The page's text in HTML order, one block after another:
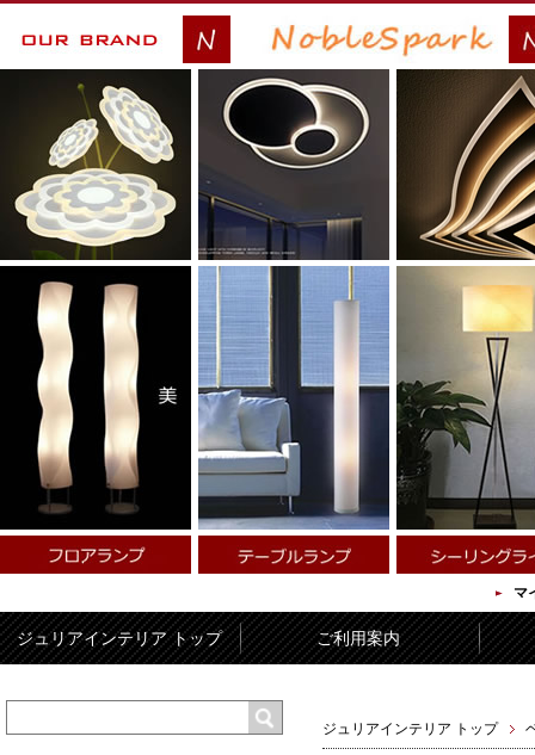
マ
ジュリアインテリア トップ ご利用案内
ジュリアインテリア トップ